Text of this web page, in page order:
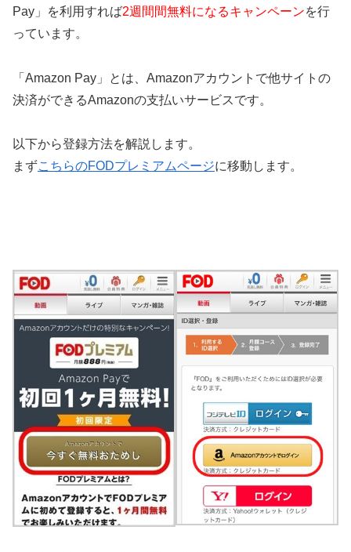
Pay」を利用すれば2週間間無料になるキャンペーンを行
っています。
「Amazon Pay」とは、Amazonアカウントで他サイトの
決済ができるAmazonの支払いサービスです。
以下から登録方法を解説します。
まずこちらのFODプレミアムページに移動します。